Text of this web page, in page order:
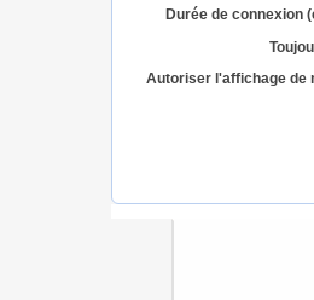
Durée de connexion
Autoriser l'affichage de